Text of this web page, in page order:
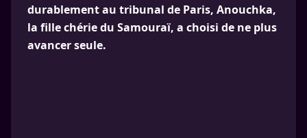
durablement au tribunal de Paris, Anouchka,
la fille chérie du Samouraï, a choisi de ne plus
avancer seule.